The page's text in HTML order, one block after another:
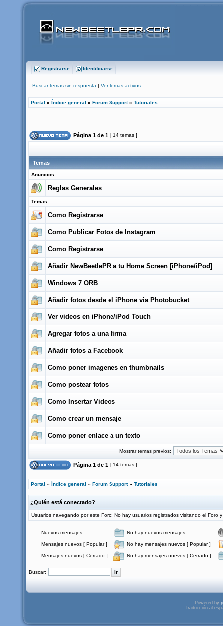
Registrarse Identificarse
Buscar temas sin respuesta | Ver temas activos
Portal » Índice general » Forum Support» Tutoriales
Página 1 de 1 [ 14 temas ]
Temas
Anuncios
Reglas Generales
Temas
Como Registrarse
Como Publicar Fotos de Instagram
Como Registrarse
Añadir NewBeetlePR a tu Home Screen [iPhone/iPod]
Windows 7 ORB
Añadir fotos desde el iPhone via Photobucket
Ver videos en iPhone/iPod Touch
Agregar fotos a una firma
Añadir fotos a Facebook
Como poner imagenes en thumbnails
Como postear fotos
Como Insertar Videos
Como crear un mensaje
Como poner enlace a un texto
Mostrar temas previos:
Página 1 de 1 [ 14 temas ]
Portal » Índice general » Forum Support» Tutoriales
¿Quién está conectado?
Usuarios navegando por este Foro: No hay usuarios registrados visitando el Foro
Nuevos mensajes No hay nuevos mensajes
Mensajes nuevos [ Popular ] No hay mensajes nuevos [ Popular ]
Mensajes nuevos [ Cerrado ] No hay mensajes nuevos [ Cerrado ]
Buscar:
Powered by
Traducción al